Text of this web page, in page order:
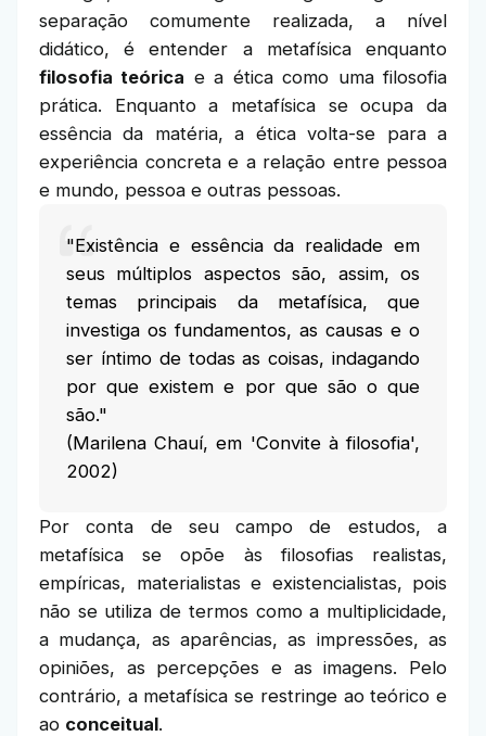
separação comumente realizada, a nível
didático, é entender a metafísica enquanto
filosofia teórica e a ética como uma filosofia
prática. Enquanto a metafísica se ocupa da
essência da matéria, a ética volta-se para a
experiência concreta e a relação entre pessoa
e mundo, pessoa e outras pessoas.
"Existência e essência da realidade em
seus múltiplos aspectos são, assim, os
temas principais da metafísica, que
investiga os fundamentos, as causas e o
ser íntimo de todas as coisas, indagando
por que existem e por que são o que
são."
(Marilena Chauí, em 'Convite à filosofia',
2002)
Por conta de seu campo de estudos, a
metafísica se opõe às filosofias realistas,
empíricas, materialistas e existencialistas, pois
não se utiliza de termos como a multiplicidade,
a mudança, as aparências, as impressões, as
opiniões, as percepções e as imagens. Pelo
contrário, a metafísica se restringe ao teórico e
ao conceitual.